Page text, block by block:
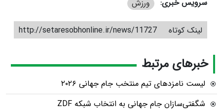
سرویس خبری: ورزش
لینک کوتاه http://setaresobhonline.ir/news/11727
خبرهای مرتبط
لیست نامزدهای تیم منتخب جام جهانی ۲۰۲۶
شگفتی‌سازان جام جهانی به انتخاب شبکه ZDF